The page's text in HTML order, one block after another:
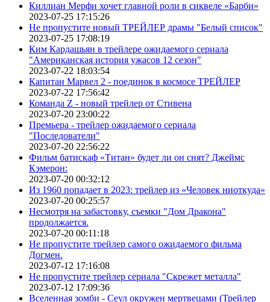
Киллиан Мерфи хочет главной роли в сиквеле «Барби»
2023-07-25 17:15:26
Не пропустите новый ТРЕЙЛЕР драмы "Белый список"
2023-07-25 17:08:19
Ким Кардашьян в трейлере ожидаемого сериала
"Американская история ужасов 12 сезон"
2023-07-22 18:03:54
Капитан Марвел 2 - поединок в космосе ТРЕЙЛЕР
2023-07-22 17:56:42
Команда Z - новый трейлер от Стивена
2023-07-20 23:00:22
Премьера - трейлер ожидаемого сериала
"Последователи"
2023-07-20 22:56:22
Фильм батискаф «Титан» будет ли он снят? Джеймс
Кэмерон:
2023-07-20 00:32:12
Из 1960 попадает в 2023: трейлер из «Человек ниоткуда»
2023-07-20 00:25:57
Несмотря на забастовку, съемки "Дом Дракона"
продолжается.
2023-07-20 00:11:18
Не пропустите трейлер самого ожидаемого фильма
Догмен.
2023-07-12 17:16:08
Не пропустите трейлер сериала "Скрежет металла"
2023-07-12 17:09:36
Вселенная зомби - Сеул окружен мертвецами (Трейлер